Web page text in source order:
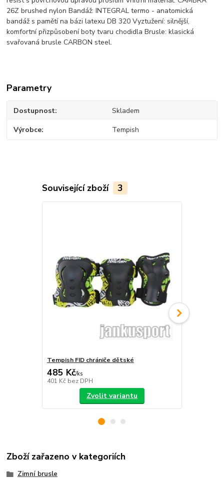
26Z brushed nylon Bandáž: INTEGRAL termo - anatomická
bandáž s pamětí na bázi latexu DB 320 Vyztužení: silnější,
komfortní přizpůsobení boty tvaru chodidla Brusle: klasická
svařovaná brusle CARBON steel.
Parametry
Dostupnost Skladem
Výrobce Tempish
Související zboží 3
Tempish FID chrániče dětské
485 Kč/ks
401 Kč bez DPH
Zvolit variantu
Zboží zařazeno v kategoriích
Zimní brusle